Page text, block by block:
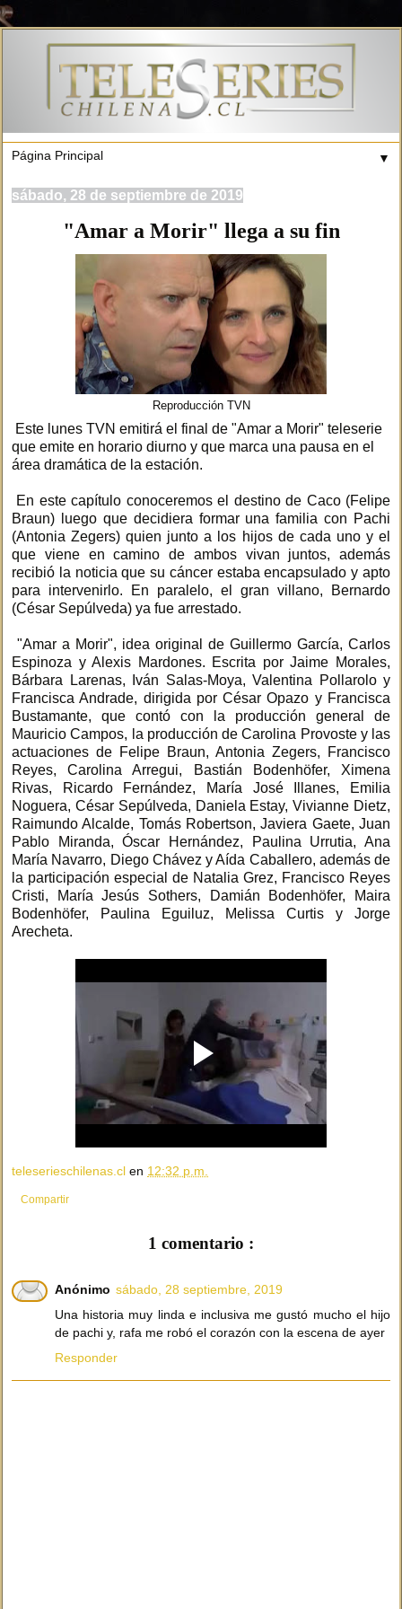
▼
sábado, 28 de septiembre de 2019
"Amar a Morir" llega a su fin
Reproducción TVN
Este lunes TVN emitirá el final de "Amar a Morir" teleserie
que emite en horario diurno y que marca una pausa en el
área dramática de la estación.
En este capítulo conoceremos el destino de Caco (Felipe
Braun) luego que decidiera formar una familia con Pachi
(Antonia Zegers) quien junto a los hijos de cada uno y el
que viene en camino de ambos vivan juntos, además
recibió la noticia que su cáncer estaba encapsulado y apto
para intervenirlo. En paralelo, el gran villano, Bernardo
(César Sepúlveda) ya fue arrestado.
"Amar a Morir", idea original de Guillermo García, Carlos
Espinoza y Alexis Mardones. Escrita por Jaime Morales,
Bárbara Larenas, Iván Salas-Moya, Valentina Pollarolo y
Francisca Andrade, dirigida por César Opazo y Francisca
Bustamante, que contó con la producción general de
Mauricio Campos, la producción de Carolina Provoste y las
actuaciones de Felipe Braun, Antonia Zegers, Francisco
Reyes, Carolina Arregui, Bastián Bodenhöfer, Ximena
Rivas, Ricardo Fernández, María José Illanes, Emilia
Noguera, César Sepúlveda, Daniela Estay, Vivianne Dietz,
Raimundo Alcalde, Tomás Robertson, Javiera Gaete, Juan
Pablo Miranda, Óscar Hernández, Paulina Urrutia, Ana
María Navarro, Diego Chávez y Aída Caballero, además de
la participación especial de Natalia Grez, Francisco Reyes
Cristi, María Jesús Sothers, Damián Bodenhöfer, Maira
Bodenhöfer, Paulina Eguiluz, Melissa Curtis y Jorge
Arecheta.
teleserieschilenas.cl en 12:32 p.m.
Compartir
1 comentario :
Anónimo sábado, 28 septiembre, 2019
Una historia muy linda e inclusiva me gustó mucho el hijo
de pachi y, rafa me robó el corazón con la escena de ayer
Responder